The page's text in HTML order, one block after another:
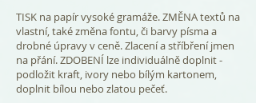
TISK na papír vysoké gramáže. ZMĚNA textů na
vlastní, také změna fontu, či barvy písma a
drobné úpravy v ceně. Zlacení a stříbření jmen
na přání. ZDOBENÍ lze individuálně doplnit -
podložit kraft, ivory nebo bílým kartonem,
doplnit bílou nebo zlatou pečeť.